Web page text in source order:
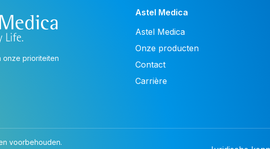
onze prioriteiten
Astel Medica
Astel Medica
Onze producten
Contact
Carrière
voorbehouden.